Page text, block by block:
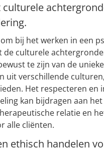
bij het werken in een
de culturele
te zijn van de
uit verschillende
Het respecteren en
kan bijdragen aan
relatie en
alle cliënten.
ethisch handelen